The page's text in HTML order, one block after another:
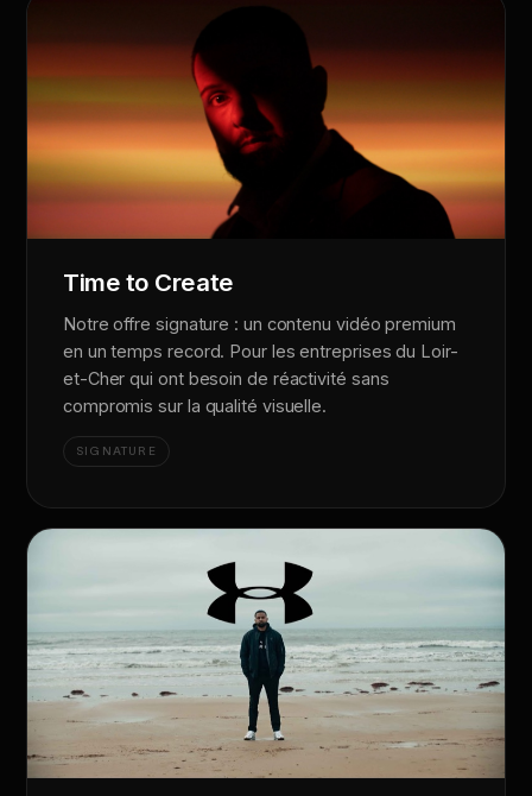
Time to Create
Notre offre signature : un contenu vidéo premium
en un temps record. Pour les entreprises du Loir-
et-Cher qui ont besoin de réactivité sans
compromis sur la qualité visuelle.
SIGNATURE